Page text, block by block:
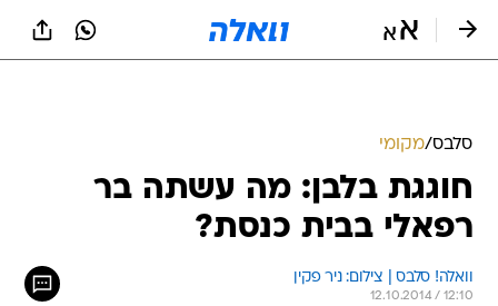
חוגגת בלבן: מה עשתה בר
רפאלי בבית כנסת?
וואלה! סלבס | צילום: ניר פקין
12.10.2014 / 12:10
תירגעו, היא עדיין לא הלכה לקבוע עם בן זוגה